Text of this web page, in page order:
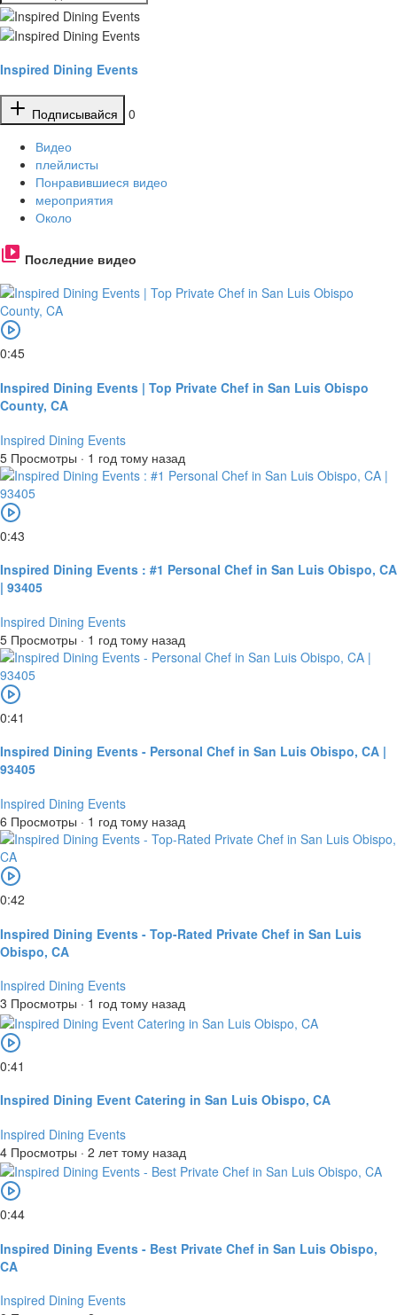
Inspired Dining Events
Подписывайся
0
Видео
плейлисты
Понравившиеся видео
мероприятия
Около
Последние видео
0:45
Inspired Dining Events | Top Private Chef in San Luis Obispo
County, CA
Inspired Dining Events
5 Просмотры · 1 год тому назад
0:43
Inspired Dining Events : #1 Personal Chef in San Luis Obispo, CA
| 93405
Inspired Dining Events
5 Просмотры · 1 год тому назад
0:41
Inspired Dining Events - Personal Chef in San Luis Obispo, CA |
93405
Inspired Dining Events
6 Просмотры · 1 год тому назад
0:42
Inspired Dining Events - Top-Rated Private Chef in San Luis
Obispo, CA
Inspired Dining Events
3 Просмотры · 1 год тому назад
0:41
Inspired Dining Event Catering in San Luis Obispo, CA
Inspired Dining Events
4 Просмотры · 2 лет тому назад
0:44
Inspired Dining Events - Best Private Chef in San Luis Obispo,
CA
Inspired Dining Events